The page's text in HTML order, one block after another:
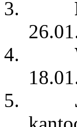
3.
4.
5.